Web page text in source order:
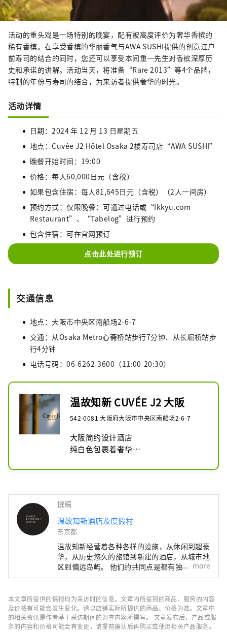
活动的重头戏是一场特别的晚宴，配有被高度评价为奢华香槟的
稀有香槟。在享受香槟的华丽香气与AWA SUSHI提供的创意江户
前寿司的结合的同时，您还可以享受本间重一先生对香槟深厚历
史和承诺的讲解。活动当天，将准备“Rare 2013”​​等4个品牌，
特制的年份与寿司的结合，为来访者提供奢华的时光。
活动详情
日期：2024 年 12 月 13 日星期五
地点：Cuvée J2 Hôtel Osaka 2楼寿司店“AWA SUSHI”
晚餐开始时间：19:00
价格：每人60,000日元（含税）
如果包含住宿：每人81,645日元（含税）（2人一间房）
预约方式：仅限晚餐：可通过电话或“Ikkyu.com
Restaurant”、“Tabelog”进行预约
包含住宿：可在官网预订
点击此处进行预订
交通信息
地点：大阪市中央区南船场2-6-7
交通：从Osaka Metro心斋桥站步行7分钟、从长堀桥站步
行4分钟
电话号码：06-6262-3600（11:00-20:30）
温故知新 CUVÉE J2 大阪
542-0081 大阪府大阪市中央区南船场2-6-7
大阪简约设计酒店
纯白色包裹着奢华
一杯充满艺术和历史的美味清酒
撰稿
温故知新酒店及度假村
东京都
温故知新经营着各种各样的设施，从休闲到超豪
华，从历史悠久的旅馆到新建的酒店，从城市地
区到偏远岛屿。 他们的共同点是都有独特的个
性。 我们倾听每个地方的记忆，创造定制且独
more
本文章所提供的情报均为采访时的信息。文章内所提到的商品、服务的内容
及价格有可能会发生变化。请以店铺实际所提供的商品、价格为准。文章中
的相关资讯是作者基于采访期间的调查内容所撰写。 文章发布后，产品或服
务的内容和价格可能会有变更，请提前确认后再购买或使用相关产品服务。